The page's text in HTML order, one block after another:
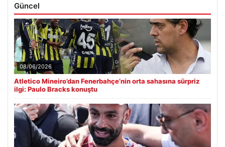
Güncel
08/06/2026
Atletico Mineiro’dan Fenerbahçe’nin orta sahasına sürpriz
ilgi: Paulo Bracks konuştu